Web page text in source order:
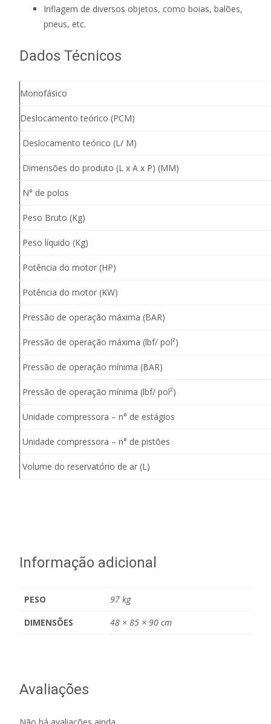
Inflagem de diversos objetos, como boias, balões,
pneus, etc.
Dados Técnicos
Monofásico
Deslocamento teórico (PCM)
Deslocamento teórico (L/ M)
Dimensões do produto (L x A x P) (MM)
N° de polos
Peso Bruto (Kg)
Peso líquido (Kg)
Potência do motor (HP)
Potência do motor (KW)
Pressão de operação máxima (BAR)
Pressão de operação máxima (lbf/ pol²)
Pressão de operação mínima (BAR)
Pressão de operação mínima (lbf/ pol²)
Unidade compressora – n° de estágios
Unidade compressora – n° de pistões
Volume do reservatório de ar (L)
Informação adicional
PESO
97 kg
DIMENSÕES
48 × 85 × 90 cm
Avaliações
Não há avaliações ainda.